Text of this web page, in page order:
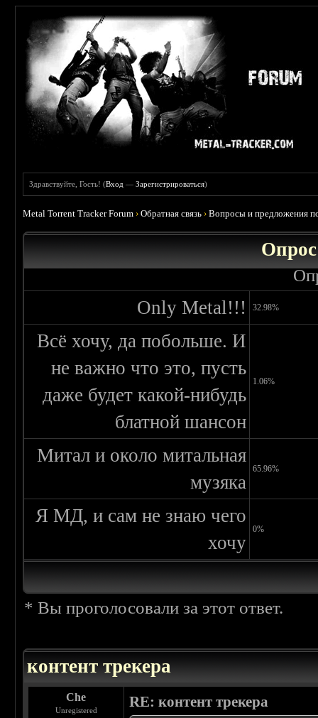
Здравствуйте, Гость! (Вход —Зарегистрироваться)
Metal Torrent Tracker Forum ›Обратная связь ›Вопросы и предложения
Only Metal!!! 32.98%
Всё хочу, да побольше. И
не важно что это, пусть
даже будет какой-нибудь
блатной шансон
1.06%
Митал и около митальная
музяка
65.96%
Я МД, и сам не знаю чего
хочу
0%
* Вы проголосовали за этот ответ.
контент трекера
Che
Unregistered
RE: контент трекера